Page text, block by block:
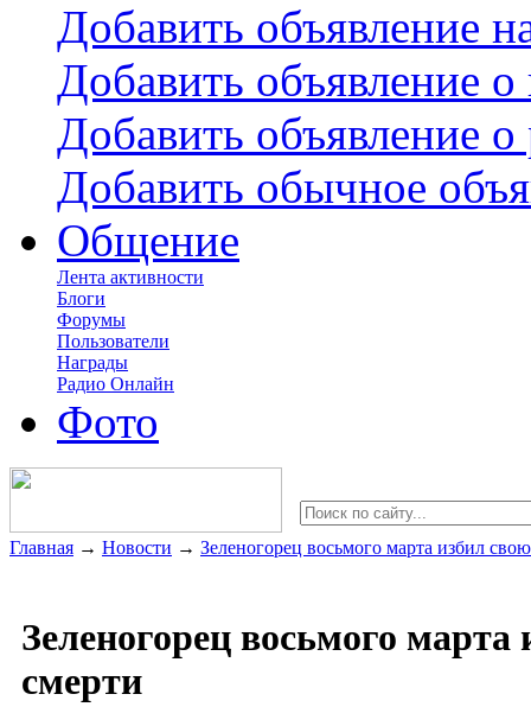
Добавить объявление
Добавить объявление
Добавить объявление о
Добавить обычное
Общение
Лента активности
Блоги
Форумы
Пользователи
Награды
Радио Онлайн
Фото
Главная → Новости → Зеленогорец восьмого марта избил
Зеленогорец восьмого
смерти